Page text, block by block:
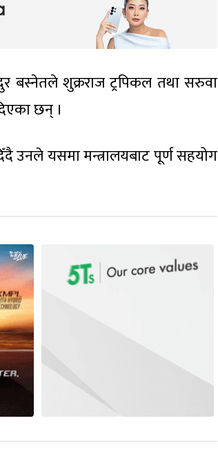
बस्नेतले शुक्रराज ट्रपिकल तथा सरुवा
छन् ।
उनले यसमा मन्त्रालयबाट पूर्ण सहयोग